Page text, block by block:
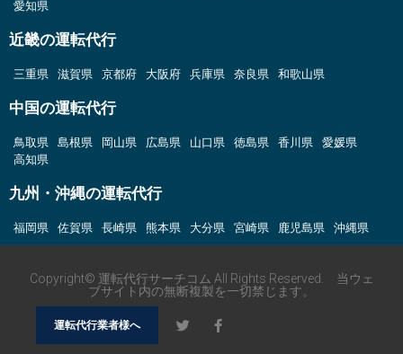
愛知県
近畿の運転代行
三重県 滋賀県 京都府 大阪府 兵庫県 奈良県 和歌山県
中国の運転代行
鳥取県 島根県 岡山県 広島県 山口県 徳島県 香川県
愛媛県
高知県
九州・沖縄の運転代行
福岡県 佐賀県 長崎県 熊本県 大分県 宮崎県 鹿児島県 沖縄県
Copyright© 運転代行サーチコム All Rights Reserved. 当ウェ
ブサイト内の無断複製を一切禁じます。
運転代行業者様へ